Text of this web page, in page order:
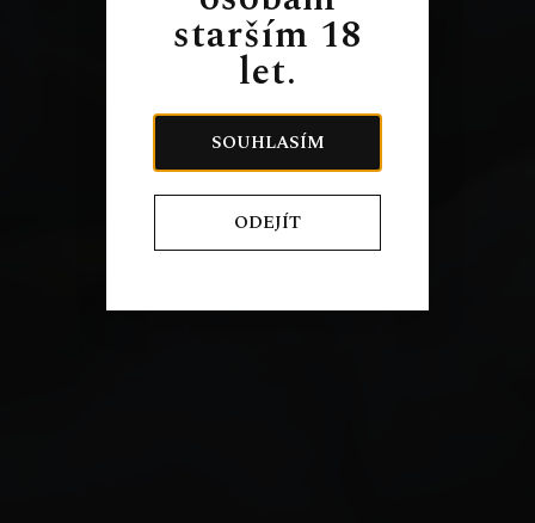
starším 18
let.
SOUHLASÍM
ODEJÍT